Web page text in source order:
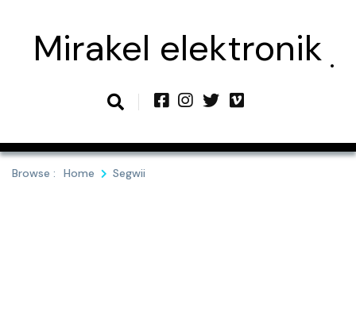
contentMirakel elektronik
Browse : Home Segwii